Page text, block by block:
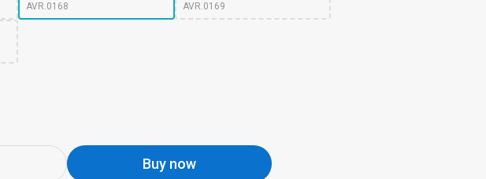
AVR.0168 AVR.0169
Buy now